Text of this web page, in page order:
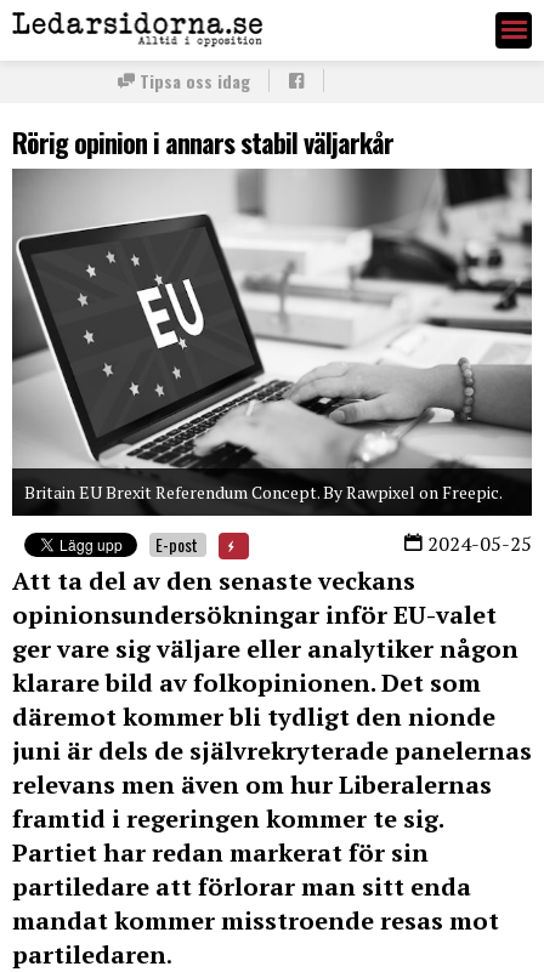
Tipsa oss idag
Rörig opinion i annars stabil väljarkår
Britain EU Brexit Referendum Concept. By Rawpixel on Freepic.
2024-05-25
E-post
Att ta del av den senaste veckans
opinionsundersökningar inför EU-valet
ger vare sig väljare eller analytiker någon
klarare bild av folkopinionen. Det som
däremot kommer bli tydligt den nionde
juni är dels de självrekryterade panelernas
relevans men även om hur Liberalernas
framtid i regeringen kommer te sig.
Partiet har redan markerat för sin
partiledare att förlorar man sitt enda
mandat kommer misstroende resas mot
partiledaren.